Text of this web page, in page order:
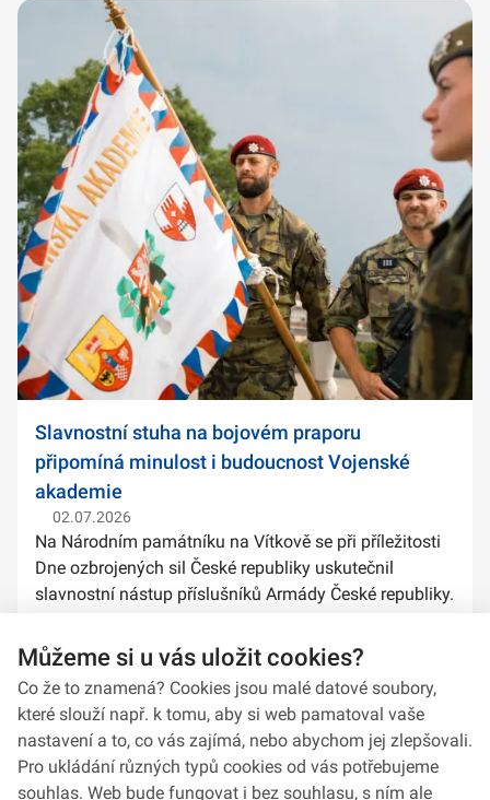
Slavnostní stuha na bojovém praporu
připomíná minulost i budoucnost Vojenské
akademie
02.07.2026
Na Národním památníku na Vítkově se při příležitosti
Dne ozbrojených sil České republiky uskutečnil
slavnostní nástup příslušníků Armády České republiky.
stuh na bojové prapory vybranýc...
Můžeme si u vás uložit cookies?
Co že to znamená? Cookies jsou malé datové soubory,
které slouží např. k tomu, aby si web pamatoval vaše
nastavení a to, co vás zajímá, nebo abychom jej zlepšovali.
Pro ukládání různých typů cookies od vás potřebujeme
souhlas. Web bude fungovat i bez souhlasu, s ním ale